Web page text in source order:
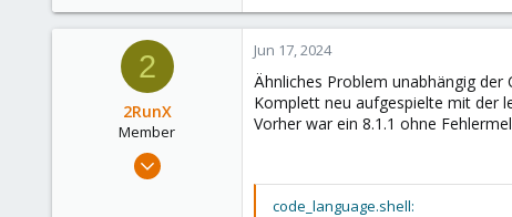
2
2RunX
Member
Mar 15, 2024
Jun 17, 2024
Ähnliches Problem unabhängig der
Komplett neu aufgespielte mit der
Vorher war ein 8.1.1 ohne
code_language.shell: